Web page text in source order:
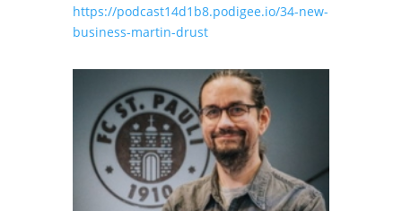
https://podcast14d1b8.podigee.io/34-new-
business-martin-drust